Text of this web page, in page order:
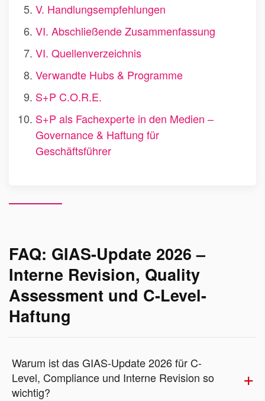
V. Handlungsempfehlungen
VI. Abschließende Zusammenfassung
VI. Quellenverzeichnis
Verwandte Hubs & Programme
S+P C.O.R.E.
S+P als Fachexperte in den Medien –
Governance & Haftung für
Geschäftsführer
FAQ: GIAS-Update 2026 –
Interne Revision, Quality
Assessment und C-Level-
Haftung
Warum ist das GIAS-Update 2026 für C-
Level, Compliance und Interne Revision so
wichtig?